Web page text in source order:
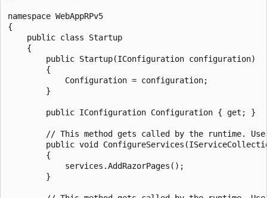
namespace WebAppRPv5
{
    public class Startup
    {
        public Startup(IConfiguration configuration)
        {
            Configuration = configuration;
        }
        public IConfiguration Configuration { get; }
// This method gets called by the runtime.
public void
        {
            services.AddRazorPages();
        }